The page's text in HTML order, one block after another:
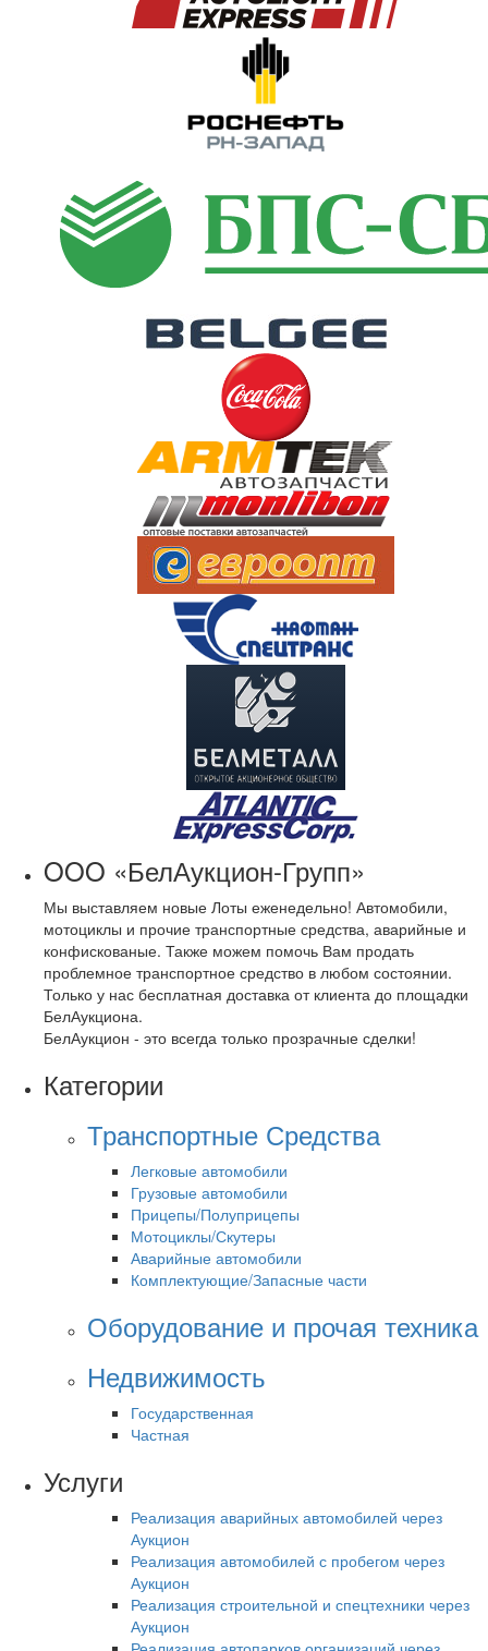
OOO «БелАукцион-Групп»
Мы выставляем новые Лоты еженедельно! Автомобили,
мотоциклы и прочие транспортные средства, аварийные и
конфискованые. Также можем помочь Вам продать
проблемное транспортное средство в любом состоянии.
Только у нас бесплатная доставка от клиента до площадки
БелАукциона.
БелАукцион - это всегда только прозрачные сделки!
Категории
Транспортные Средства
Легковые автомобили
Грузовые автомобили
Прицепы/Полуприцепы
Мотоциклы/Скутеры
Аварийные автомобили
Комплектующие/Запасные части
Оборудование и прочая техника
Недвижимость
Государственная
Частная
Услуги
Реализация аварийных автомобилей через
Аукцион
Реализация автомобилей с пробегом через
Аукцион
Реализация строительной и спецтехники через
Аукцион